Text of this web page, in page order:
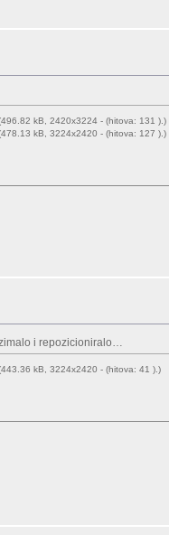
(496.82 kB, 2420x3224 - (hitova: 131 ).)
(478.13 kB, 3224x2420 - (hitova: 127 ).)
i repozicioniralo…
(443.36 kB, 3224x2420 - (hitova: 41 ).)